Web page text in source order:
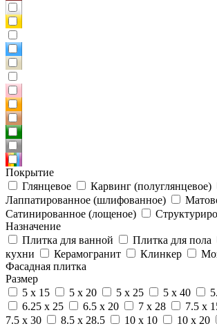
Покрытие
Глянцевое
Карвинг (полуглянцевое)
Лаппатированное (шлифованное)
Сатинированное (лощеное)
Назначение
Плитка для ванной
Плитка для пола
кухни
Керамогранит Клинкер
Фасадная плитка
Размер
5 x 15
5 x 20 5 x 25 5 x 40
6.25 x 25
6.5 x 20 7 x 28 7.5 x
7.5 x 30
8.5 x 28.5 10 x 10 10 x 20